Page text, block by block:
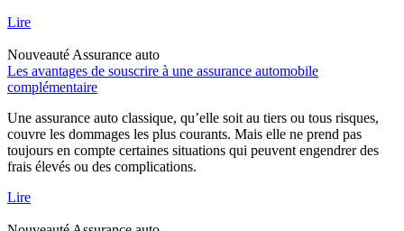
Lire
Nouveauté Assurance auto
Les avantages de souscrire à une assurance automobile
complémentaire
Une assurance auto classique, qu’elle soit au tiers ou tous risques,
couvre les dommages les plus courants. Mais elle ne prend pas
toujours en compte certaines situations qui peuvent engendrer des
frais élevés ou des complications.
Lire